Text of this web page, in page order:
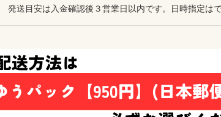
発送目安は入金確認後３営業日以内です。日時指定は